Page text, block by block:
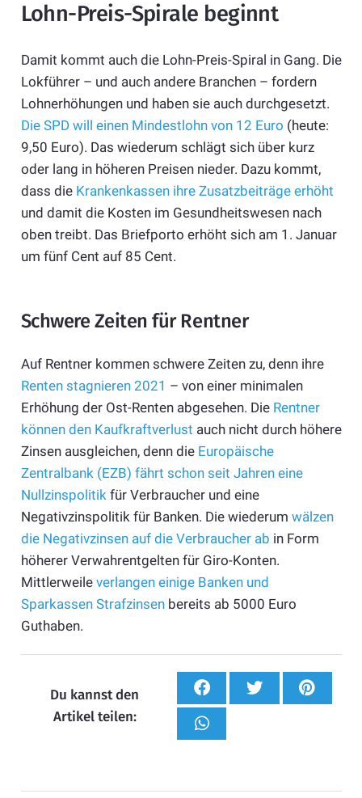
Lohn-Preis-Spirale beginnt
Damit kommt auch die Lohn-Preis-Spiral in Gang. Die
Lokführer – und auch andere Branchen – fordern
Lohnerhöhungen und haben sie auch durchgesetzt.
Die SPD will einen Mindestlohn von 12 Euro (heute:
9,50 Euro). Das wiederum schlägt sich über kurz
oder lang in höheren Preisen nieder. Dazu kommt,
dass die Krankenkassen ihre Zusatzbeiträge erhöht
und damit die Kosten im Gesundheitswesen nach
oben treibt. Das Briefporto erhöht sich am 1. Januar
um fünf Cent auf 85 Cent.
Schwere Zeiten für Rentner
Auf Rentner kommen schwere Zeiten zu, denn ihre
Renten stagnieren 2021 – von einer minimalen
Erhöhung der Ost-Renten abgesehen. Die Rentner
können den Kaufkraftverlust auch nicht durch höhere
Zinsen ausgleichen, denn die Europäische
Zentralbank (EZB) fährt schon seit Jahren eine
Nullzinspolitikfür Verbraucher und eine
Negativzinspolitik für Banken. Die wiederum wälzen
die Negativzinsen auf die Verbraucher ab in Form
höherer Verwahrentgelten für Giro-Konten.
Mittlerweile verlangen einige Banken und
Sparkassen Strafzinsenbereits ab 5000 Euro
Guthaben.
Du kannst den
Artikel teilen: